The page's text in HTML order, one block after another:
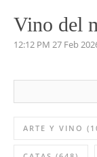
Vino del
12:12 PM 27 Feb
ARTE Y VINO